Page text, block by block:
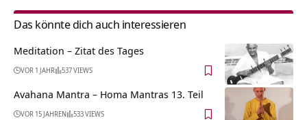
Das könnte dich auch interessieren
Meditation – Zitat des Tages
VOR 1 JAHR 537 VIEWS
Avahana Mantra – Homa Mantras 13. Teil
VOR 15 JAHREN 533 VIEWS